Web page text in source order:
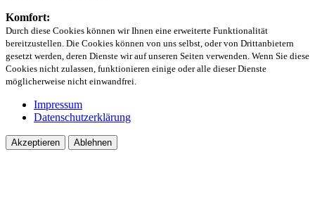
Komfort:
Durch diese Cookies können wir Ihnen eine erweiterte Funktionalität
bereitzustellen. Die Cookies können von uns selbst, oder von Drittanbietern
gesetzt werden, deren Dienste wir auf unseren Seiten verwenden. Wenn Sie diese
Cookies nicht zulassen, funktionieren einige oder alle dieser Dienste
möglicherweise nicht einwandfrei.
Impressum
Datenschutzerklärung
Akzeptieren Ablehnen